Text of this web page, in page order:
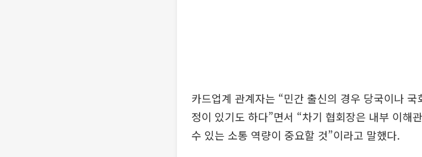
카드업계 관계자는 “민간 출신의 경우 당국이나
정이 있기도 하다”면서 “차기 협회장은 내부 이해
수 있는 소통 역량이 중요할 것”이라고 말했다.